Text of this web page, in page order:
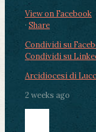
View on Facebook
· Share
Condividi su
Condividi su
Arcidiocesi di
2 weeks ago